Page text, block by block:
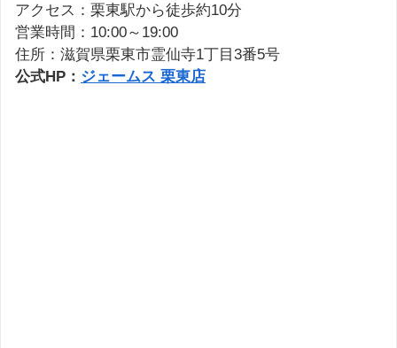
アクセス：栗東駅から徒歩約10分
営業時間：10:00～19:00
住所：滋賀県栗東市霊仙寺1丁目3番5号
公式HP： ジェームス 栗東店